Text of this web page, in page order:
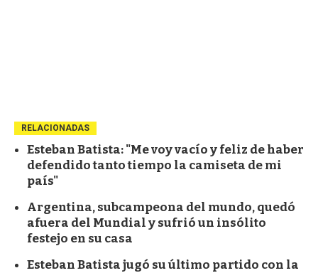
RELACIONADAS
Esteban Batista: "Me voy vacío y feliz de haber
defendido tanto tiempo la camiseta de mi
país"
Argentina, subcampeona del mundo, quedó
afuera del Mundial y sufrió un insólito
festejo en su casa
Esteban Batista jugó su último partido con la